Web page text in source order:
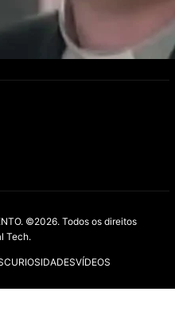
©2026. Todos os direitos
Tech.
CURIOSIDADESVÍDEOS